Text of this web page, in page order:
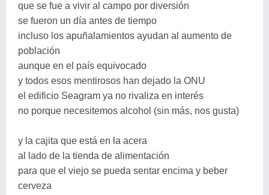
que se fue a vivir al campo por diversión
se fueron un día antes de tiempo
incluso los apuñalamientos ayudan al aumento de
población
aunque en el país equivocado
y todos esos mentirosos han dejado la ONU
el edificio Seagram ya no rivaliza en interés
no porque necesitemos alcohol (sin más, nos gusta)
y la cajita que está en la acera
al lado de la tienda de alimentación
para que el viejo se pueda sentar encima y beber
cerveza